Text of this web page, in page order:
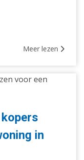
Meer lezen
in